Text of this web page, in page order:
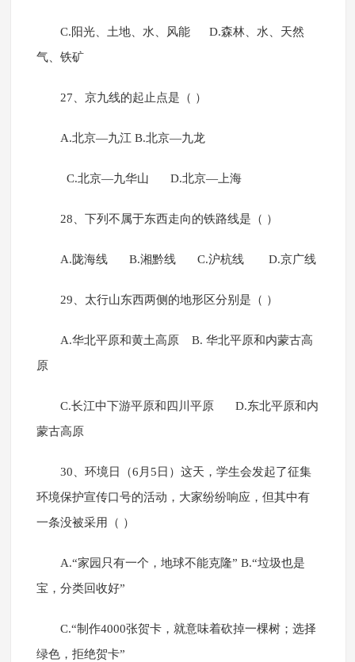
C.阳光、土地、水、风能 D.森林、水、天然
气、铁矿
27、京九线的起止点是（ ）
A.北京—九江 B.北京—九龙
C.北京—九华山 D.北京—上海
28、下列不属于东西走向的铁路线是（ ）
A.陇海线 B.湘黔线 C.沪杭线 D.京广线
29、太行山东西两侧的地形区分别是（ ）
A.华北平原和黄土高原 B. 华北平原和内蒙古高
原
C.长江中下游平原和四川平原 D.东北平原和内
蒙古高原
30、环境日（6月5日）这天，学生会发起了征集
环境保护宣传口号的活动，大家纷纷响应，但其中有
一条没被采用（ ）
A.“家园只有一个，地球不能克隆” B.“垃圾也是
宝，分类回收好”
C.“制作4000张贺卡，就意味着砍掉一棵树；选择
绿色，拒绝贺卡”